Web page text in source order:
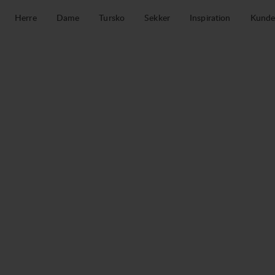
Herre
Dame Tursko Sekker Inspiration